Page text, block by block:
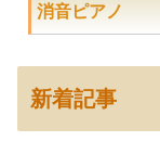
消音ピ
新着記事